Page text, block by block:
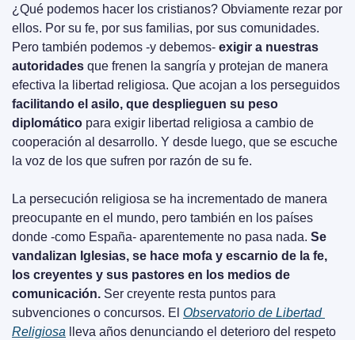
¿Qué podemos hacer los cristianos? Obviamente rezar por
ellos. Por su fe, por sus familias, por sus comunidades.
Pero también podemos -y debemos- exigir a nuestras
autoridades que frenen la sangría y protejan de manera
facilitando el asilo, que desplieguen su peso
diplomático para exigir libertad religiosa a cambio de
cooperación al desarrollo. Y desde luego, que se escuche
la voz de los que sufren por razón de su fe.
La persecución religiosa se ha incrementado de manera
preocupante en el mundo, pero también en los países
donde -como España- aparentemente no pasa nada. Se
vandalizan Iglesias, se hace mofa y escarnio de la fe,
los creyentes y sus pastores en los medios de
comunicación. Ser creyente resta puntos para
subvenciones o concursos. El Observatorio de Libertad
Religiosa lleva años denunciando el deterioro del respeto